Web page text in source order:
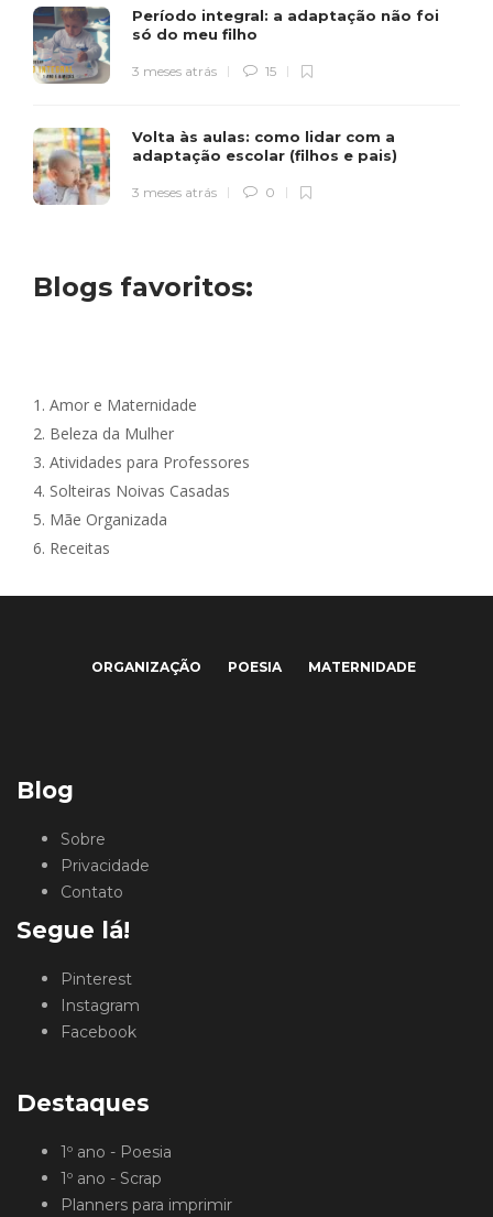
Período integral: a adaptação não foi
só do meu filho
3 meses atrás 15
Volta às aulas: como lidar com a
adaptação escolar (filhos e pais)
3 meses atrás 0
Blogs favoritos:
1. Amor e Maternidade
2. Beleza da Mulher
3. Atividades para Professores
4. Solteiras Noivas Casadas
5. Mãe Organizada
6. Receitas
ORGANIZAÇÃO POESIA MATERNIDADE
Blog
Sobre
Privacidade
Contato
Segue lá!
Pinterest
Instagram
Facebook
Destaques
1º ano - Poesia
1º ano - Scrap
Planners para imprimir